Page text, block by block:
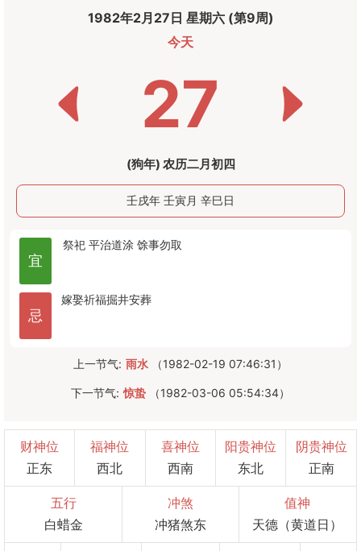
1982年2月27日 星期六 (第9周)
今天
27
(狗年) 农历二月初四
壬戌年 壬寅月 辛巳日
宜
祭祀 平治道涂 馀事勿取
忌
嫁娶祈福掘井安葬
上一节气: 雨水 （1982-02-19 07:46:31）
下一节气: 惊蛰 （1982-03-06 05:54:34）
财神位
正东
福神位
西北
喜神位
西南
阳贵神位
东北
阴贵神位
正南
五行
白蜡金
冲煞
冲猪煞东
值神
天德（黄道日）